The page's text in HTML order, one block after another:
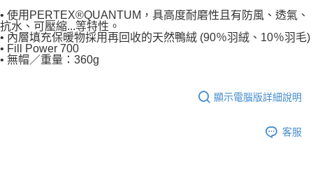
• 使用PERTEX®QUANTUM，具高度耐磨性且有防風、透氣、
抗水、可壓縮...等特性。
• 內層填充保暖物採用再回收的天然鴨絨 (90％羽絨、10％羽毛)
• Fill Power 700
• 無帽／重量：360g
顯示電腦版詳細說明
客服